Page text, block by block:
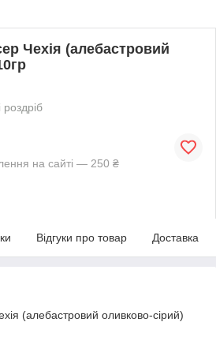
Чехія (алебастровий
роздріб
на сайті — 250 ₴
Відгуки про товар Доставка
(алебастровий оливково-сірий)